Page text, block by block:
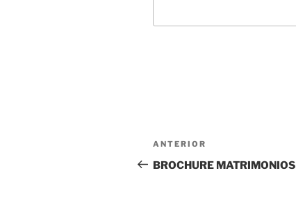
Navegación
de
Entrada
anterior:
ANTERIOR
BROCHURE MATRIMONIOS